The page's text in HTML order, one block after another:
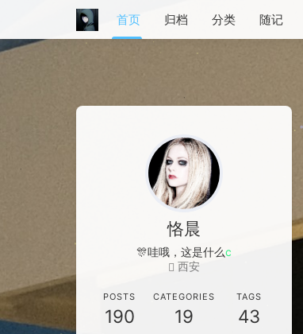
首页 归档 分类 随记
恪晨
🎊哇哦，这AQ$5
西安
POSTS
190
CATEGORIES
19
TAGS
43